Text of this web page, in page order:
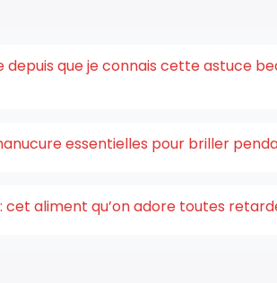
depuis que je connais cette astuce
essentielles pour briller
cet aliment qu’on adore toutes